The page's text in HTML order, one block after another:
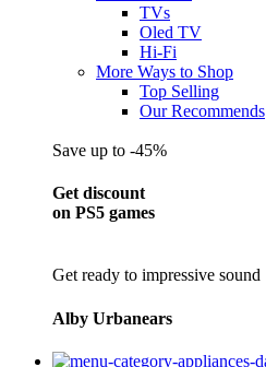
TVs
Oled TV
Hi-Fi
More Ways to Shop
Top Selling
Our Recommends
Save up to -45%
Get discount
on PS5 games
Get ready to impressive sound
Alby Urbanears